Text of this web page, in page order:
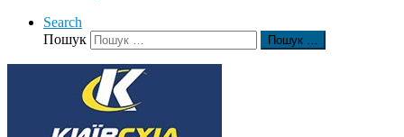
Search
Пошук
Пошук …